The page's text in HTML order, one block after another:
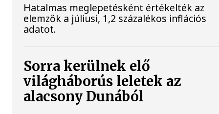
Hatalmas meglepetésként értékelték az
elemzők a júliusi, 1,2 százalékos inflációs
adatot.
Sorra kerülnek elő
világháborús leletek az
alacsony Dunából